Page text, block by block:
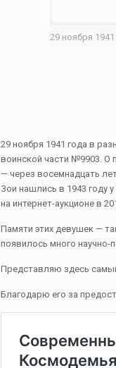
29 ноября
29 ноября 1941 года в
воинской части №9903. О
— через восемнадцать
Зои нашлись в 1943 году
на интернет-аукционе в
Памяти этих девушек —
появилось много
Представляю здесь
Благодарю его за